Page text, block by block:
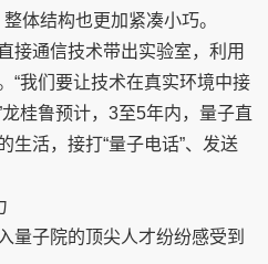
体结构也更加紧凑小巧。
接通信技术带出实验室，利用
“我们要让技术在真实环境中接
桂鲁预计，3至5年内，量子直
生活，接打“量子电话”、发送
量子院的顶尖人才纷纷感受到